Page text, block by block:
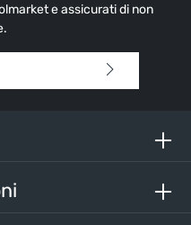
e assicurati di non